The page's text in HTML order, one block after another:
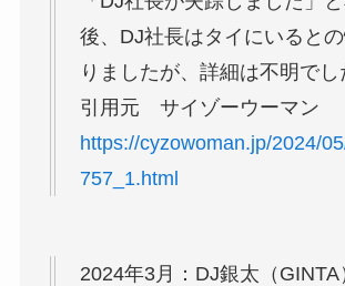
後、DJ社長はタイにいると
りましたが、詳細は不明でし
引用元 サイゾーウーマン
https://cyzowoman.jp/2024/
757_1.html
2024年3月：DJ銀太（GINTA